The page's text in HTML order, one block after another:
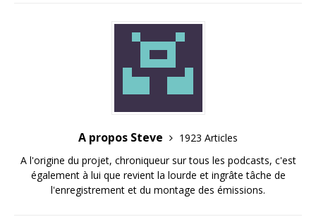
A propos Steve
1923 Articles
A l'origine du projet, chroniqueur sur tous les podcasts, c'est
également à lui que revient la lourde et ingrâte tâche de
l'enregistrement et du montage des émissions.